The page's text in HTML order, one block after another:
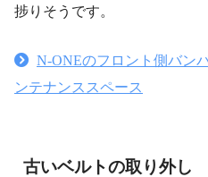
捗りそうです。
N-ONEのフロント側バン
ンテナンススペース
古いベルトの取り外し